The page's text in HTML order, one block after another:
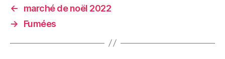
←
marché de noël 2022
→
Fumées